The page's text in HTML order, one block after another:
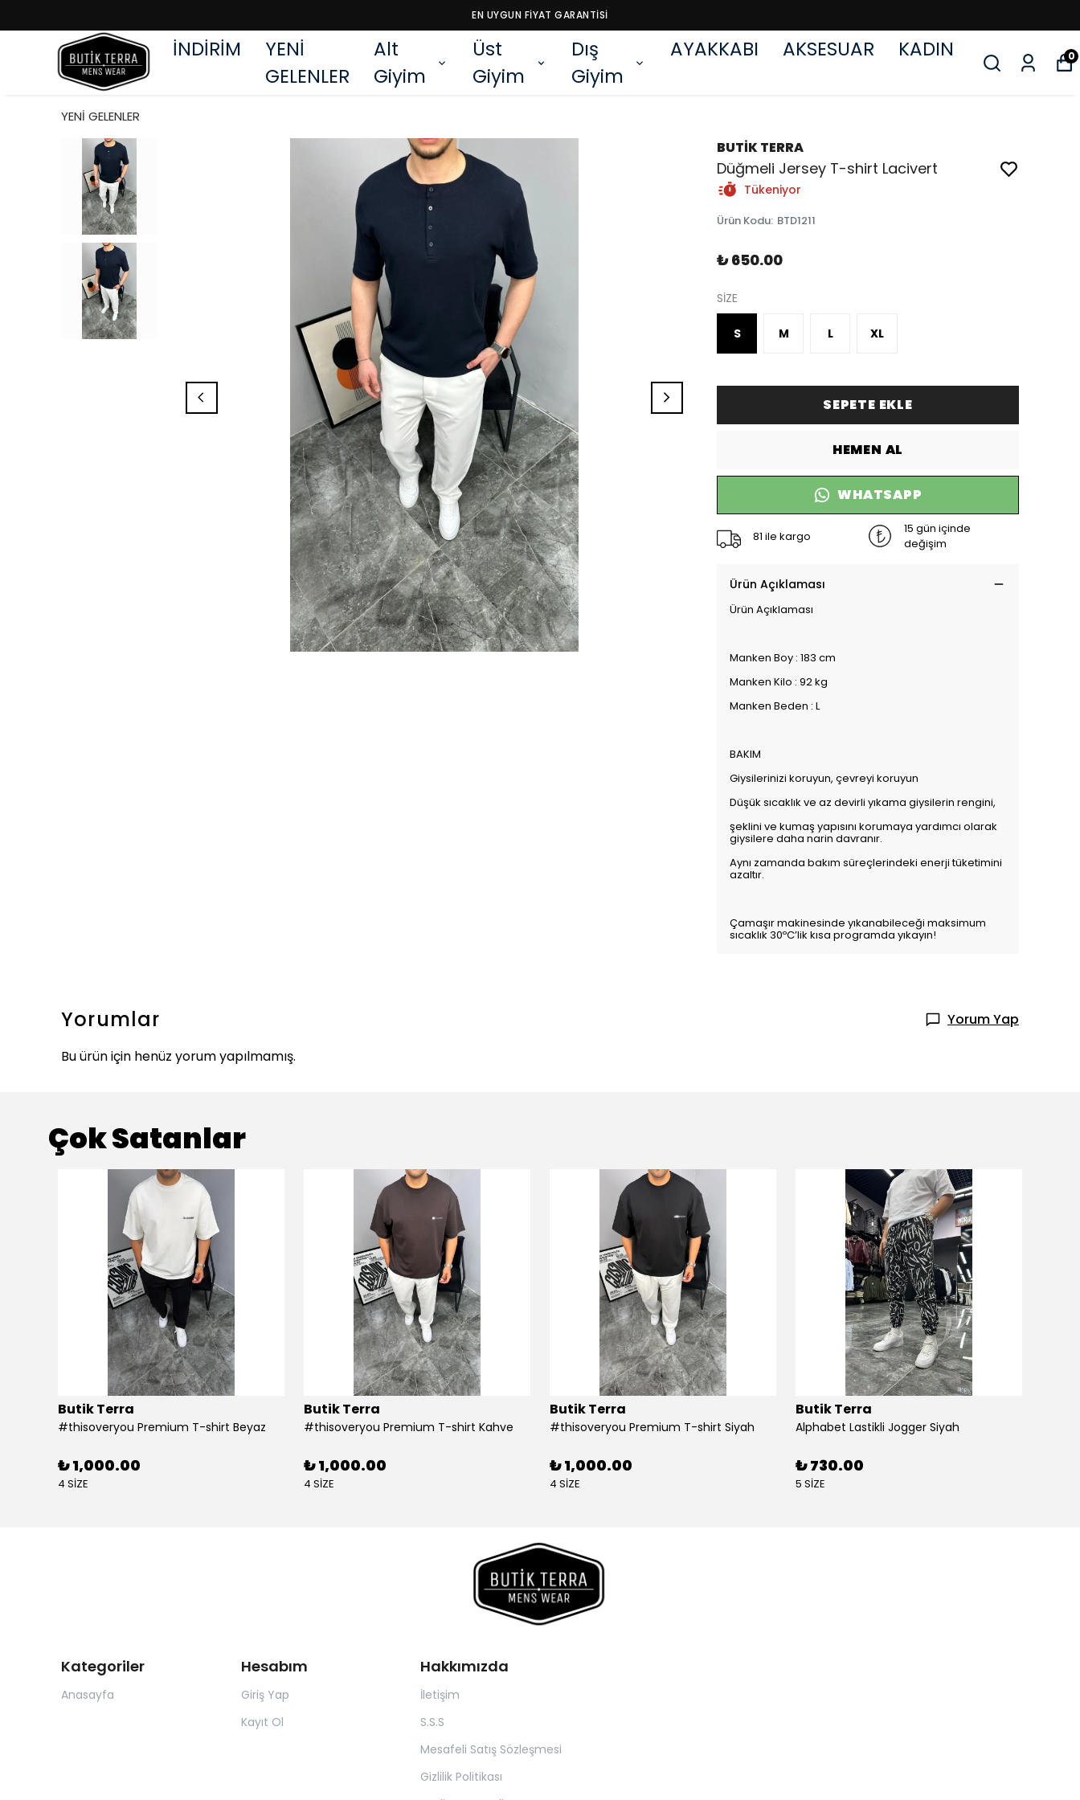
EN UYGUN FİYAT GARANTİSİ
İNDİRİM
YENİ
GELENLER
Alt
Giyim
Üst
Giyim
Dış
Giyim
AYAKKABI AKSESUAR KADIN 0
YENİ GELENLER
BUTİK TERRA
Düğmeli Jersey T-shirt Lacivert
Tükeniyor
Ürün Kodu: BTD1211
₺ 650.00
SİZE
S M L XL
SEPETE EKLE
HEMEN AL
WHATSAPP
81 ile kargo
15 gün içinde
değişim
Ürün Açıklaması
Ürün Açıklaması
Manken Boy : 183 cm
Manken Kilo : 92 kg
Manken Beden : L
BAKIM
Giysilerinizi koruyun, çevreyi koruyun
Düşük sıcaklık ve az devirli yıkama giysilerin rengini,
şeklini ve kumaş yapısını korumaya yardımcı olarak
giysilere daha narin davranır.
Aynı zamanda bakım süreçlerindeki enerji tüketimini
azaltır.
Çamaşır makinesinde yıkanabileceği maksimum
sıcaklık 30ºC’lik kısa programda yıkayın!
Yorumlar
Yorum Yap
Bu ürün için henüz yorum yapılmamış.
Çok Satanlar
Butik Terra
#thisoveryou Premium T-shirt Beyaz
₺ 1,000.00
4 SİZE
Butik Terra
#thisoveryou Premium T-shirt Kahve
₺ 1,000.00
4 SİZE
Butik Terra
#thisoveryou Premium T-shirt Siyah
₺ 1,000.00
4 SİZE
Butik Terra
Alphabet Lastikli Jogger Siyah
₺ 730.00
5 SİZE
Kategoriler
Anasayfa
Hesabım
Giriş Yap
Kayıt Ol
Hakkımızda
İletişim
S.S.S
Mesafeli Satış Sözleşmesi
Gizlilik Politikası